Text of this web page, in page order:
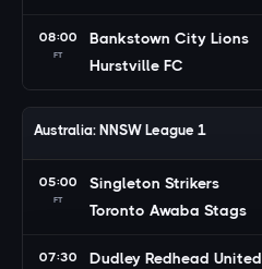
08:00
FT
Bankstown City Lions
Hurstville FC
Australia: NNSW League 1
05:00
FT
Singleton Strikers
Toronto Awaba Stags
07:30 Dudley Redhead United